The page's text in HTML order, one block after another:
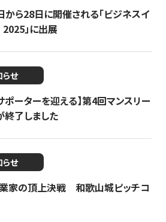
から28日に開催される「ビジネスイ
」に出展
らせ
ーターを迎える】​​第4回マンスリー
了しました
らせ
業家の頂上決戦 和歌山城ピッチコ